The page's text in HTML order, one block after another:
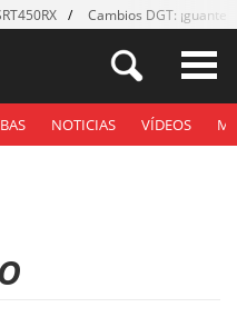
Cambios DGT: ¡guantes!
NOTICIAS VÍDEOS